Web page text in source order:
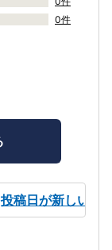
0件
投稿日が新しい順